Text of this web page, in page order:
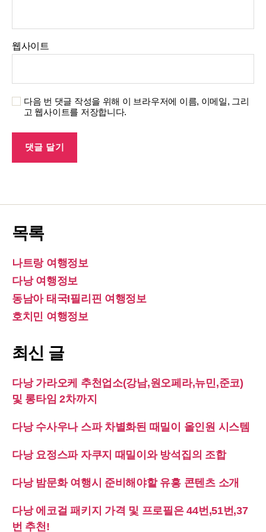
웹사이트
다음 번 댓글 작성을 위해 이 브라우저에 이름, 이메일, 그리
고 웹사이트를 저장합니다.
목록
나트랑 여행정보
다낭 여행정보
동남아 태국I필리핀 여행정보
호치민 여행정보
최신 글
다낭 가라오케 추천업소(강남,원오페라,뉴민,준코)
및 롱타임 2차까지
다낭 수사우나 스파 차별화된 때밀이 올인원 시스템
다낭 요정스파 자쿠지 때밀이와 방석집의 조합
다낭 밤문화 여행시 준비해야할 유흥 콘텐츠 소개
다낭 에코걸 패키지 가격 및 프로필은 44번,51번,37
번 추천!